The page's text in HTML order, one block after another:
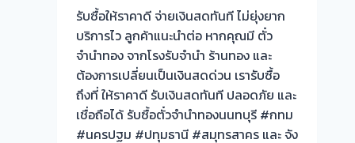
รับซื้อให้ราคาดี จ่ายเงินสดทันที ไม่ยุ่งยาก
บริการไว ลูกค้าแนะนำต่อ หากคุณมี ตั๋ว
จำนำทอง จากโรงรับจำนำ ร้านทอง และ
ต้องการเปลี่ยนเป็นเงินสดด่วน เรารับซื้อ
ถึงที่ ให้ราคาดี รับเงินสดทันที ปลอดภัย และ
เชื่อถือได้ รับซื้อตั๋วจำนำทองนนทบุรี #กทม
#นครปฐม #ปทุมธานี #สมุทรสาคร และ จัง